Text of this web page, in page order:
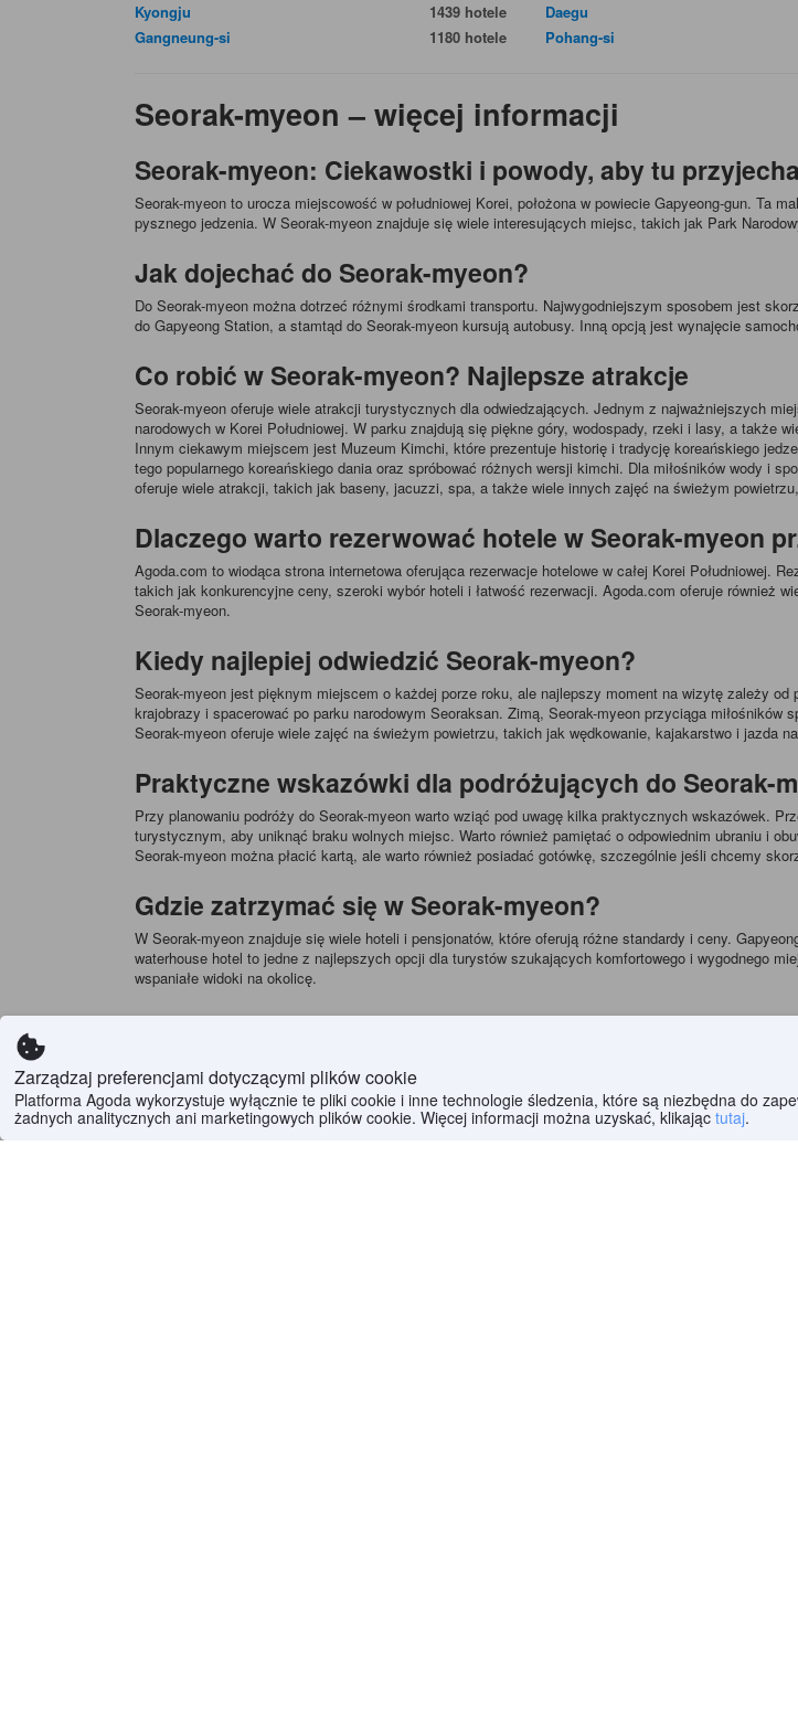
Zarządzaj preferencjami dotyczącymi plików cookie
Platforma Agoda wykorzystuje wyłącznie te pliki cookie i inne technologie śledzenia, które są niezbędna do
żadnych analitycznych ani marketingowych plików cookie. Więcej informacji można uzyskać, klikając tutaj.
Kyongju
1439 hotele
Gangneung-si
1180 hotele
Daegu
Pohang-si
Seorak-myeon – więcej informacji
Seorak-myeon: Ciekawostki i powody, aby tu
Seorak-myeon to urocza miejscowość w południowej Korei, położona w powiecie Gapyeong-gun. Ta
pysznego jedzenia. W Seorak-myeon znajduje się wiele interesujących miejsc, takich jak Park
Jak dojechać do Seorak-myeon?
Do Seorak-myeon można dotrzeć różnymi środkami transportu. Najwygodniejszym sposobem jest
do Gapyeong Station, a stamtąd do Seorak-myeon kursują autobusy. Inną opcją jest wynajęcie
Co robić w Seorak-myeon? Najlepsze atrakcje
Seorak-myeon oferuje wiele atrakcji turystycznych dla odwiedzających. Jednym z najważniejszych
narodowych w Korei Południowej. W parku znajdują się piękne góry, wodospady, rzeki i lasy, a także
Innym ciekawym miejscem jest Muzeum Kimchi, które prezentuje historię i tradycję koreańskiego
tego popularnego koreańskiego dania oraz spróbować różnych wersji kimchi. Dla miłośników wody i
oferuje wiele atrakcji, takich jak baseny, jacuzzi, spa, a także wiele innych zajęć na świeżym
Dlaczego warto rezerwować hotele w Seorak-myeon
Agoda.com to wiodąca strona internetowa oferująca rezerwacje hotelowe w całej Korei Południowej.
takich jak konkurencyjne ceny, szeroki wybór hoteli i łatwość rezerwacji. Agoda.com oferuje również
Seorak-myeon.
Kiedy najlepiej odwiedzić Seorak-myeon?
Seorak-myeon jest pięknym miejscem o każdej porze roku, ale najlepszy moment na wizytę zależy
krajobrazy i spacerować po parku narodowym Seoraksan. Zimą, Seorak-myeon przyciąga
Seorak-myeon oferuje wiele zajęć na świeżym powietrzu, takich jak wędkowanie, kajakarstwo i jazda
Praktyczne wskazówki dla podróżujących do Seorak-
Przy planowaniu podróży do Seorak-myeon warto wziąć pod uwagę kilka praktycznych wskazówek.
turystycznym, aby uniknąć braku wolnych miejsc. Warto również pamiętać o odpowiednim ubraniu i
Seorak-myeon można płacić kartą, ale warto również posiadać gotówkę, szczególnie jeśli chcemy
Gdzie zatrzymać się w Seorak-myeon?
W Seorak-myeon znajduje się wiele hoteli i pensjonatów, które oferują różne standardy i ceny.
waterhouse hotel to jedne z najlepszych opcji dla turystów szukających komfortowego i wygodnego
wspaniałe widoki na okolicę.
Co warto spróbować w Seorak-myeon?
spróbować innych tradycyjnych koreańskich dań, takich jak bulgogi, samgyeopsal czy tteokbokki. W
Jak poruszać się po Seorak-myeon?